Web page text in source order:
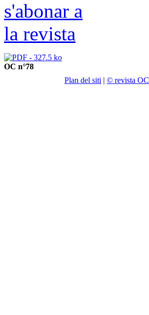
OC n°78
Plan del siti | © revista OC